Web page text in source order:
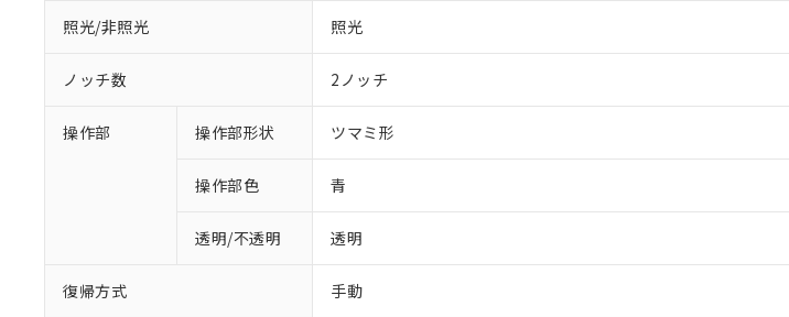
照光/非照光 照光
ノッチ数 2ノッチ
操作部 操作部形状 ツマミ形
操作部色 青
透明/不透明 透明
復帰方式 手動